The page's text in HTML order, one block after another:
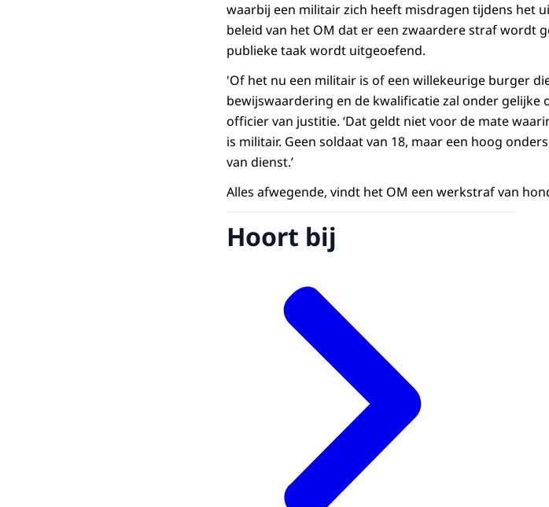
waarbij een militair zich heeft misdragen tijdens het
beleid van het OM dat er een zwaardere straf wordt
publieke taak wordt uitgeoefend.
'Of het nu een militair is of een willekeurige burger
bewijswaardering en de kwalificatie zal onder gelijke
officier van justitie. ‘Dat geldt niet voor de mate
is militair. Geen soldaat van 18, maar een hoog
van dienst.’
Alles afwegende, vindt het OM een werkstraf van
Hoort bij